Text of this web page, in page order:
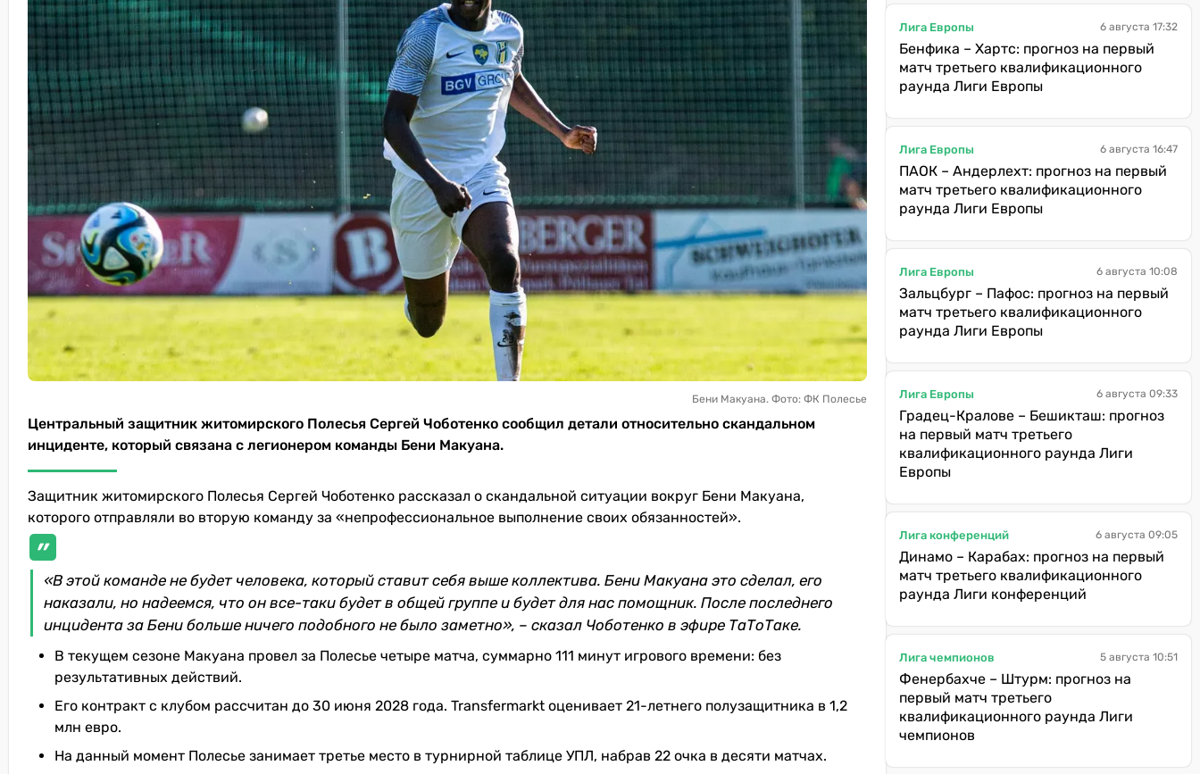
Бени Макуана. Фото: ФК Полесье
Центральный защитник житомирского Полесья Сергей Чоботенко сообщил детали относительно скандальном
инциденте, который связана с легионером команды Бени Макуана.
Защитник житомирского Полесья Сергей Чоботенко рассказал о скандальной ситуации вокруг Бени Макуана,
которого отправляли во вторую команду за «непрофессиональное выполнение своих обязанностей».
«В этой команде не будет человека, который ставит себя выше коллектива. Бени Макуана это сделал, его
наказали, но надеемся, что он все-таки будет в общей группе и будет для нас помощник. После последнего
инцидента за Бени больше ничего подобного не было заметно», – сказал Чоботенко в эфире ТаТоТаке.
В текущем сезоне Макуана провел за Полесье четыре матча, суммарно 111 минут игрового времени: без
результативных действий.
Его контракт с клубом рассчитан до 30 июня 2028 года. Transfermarkt оценивает 21-летнего полузащитника в 1,2
млн евро.
На данный момент Полесье занимает третье место в турнирной таблице УПЛ, набрав 22 очка в десяти матчах.
Лига Европы 6 августа 17:32
Бенфика – Хартс: прогноз на первый
матч третьего квалификационного
раунда Лиги Европы
Лига Европы 6 августа 16:47
ПАОК – Андерлехт: прогноз на первый
матч третьего квалификационного
раунда Лиги Европы
Лига Европы 6 августа 10:08
Зальцбург – Пафос: прогноз на первый
матч третьего квалификационного
раунда Лиги Европы
Лига Европы 6 августа 09:33
Градец-Кралове – Бешикташ: прогноз
на первый матч третьего
квалификационного раунда Лиги
Европы
Лига конференций 6 августа 09:05
Динамо – Карабах: прогноз на первый
матч третьего квалификационного
раунда Лиги конференций
Лига чемпионов 5 августа 10:51
Фенербахче – Штурм: прогноз на
первый матч третьего
квалификационного раунда Лиги
чемпионов